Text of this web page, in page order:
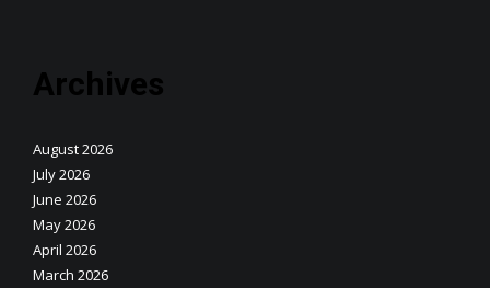
Archives
August 2026
July 2026
June 2026
May 2026
April 2026
March 2026